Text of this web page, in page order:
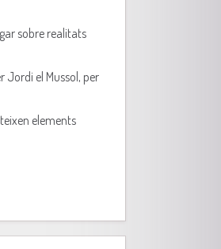
sobre realitats
Jordi el Mussol, per
elements